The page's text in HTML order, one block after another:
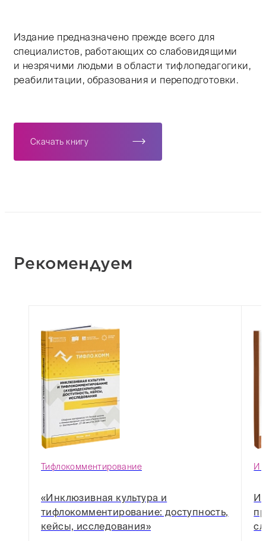
Издание предназначено прежде всего для
специалистов, работающих со слабовидящими
и незрячими людьми в области тифлопедагогики,
реабилитации, образования и переподготовки.
Скачать книгу
Рекомендуем
Тифлокомментирование
«Инклюзивная культура и
тифлокомментирование: доступность,
кейсы, исследования»